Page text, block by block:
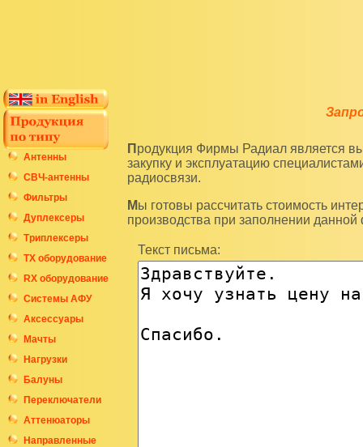
Антенны
СВЧ-антенны
Фильтры
Дуплексеры
Триплексеры
ТХ оборудование
RX оборудование
Системы АФУ
Аксессуары
Мачты
Нагрузки
Балуны
Переключатели
Аттенюаторы
Направленные
Продукция Фирмы Радиал является высокотехнологичным оборудованием и подразумевает
закупку и эксплуатацию
радиосвязи.
Мы готовы рассчитать стоимость интересующих вас изделий по последним ценам нашего
производства при заполнении
Текст письма: